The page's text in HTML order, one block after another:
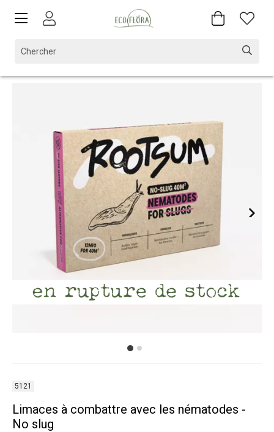
5121
Limaces à combattre avec les nématodes -
No slug